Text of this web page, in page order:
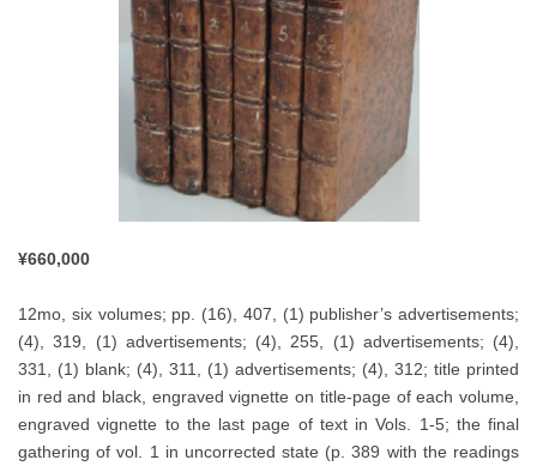
¥660,000
12mo, six volumes; pp. (16), 407, (1) publisher’s advertisements;
(4), 319, (1) advertisements; (4), 255, (1) advertisements; (4),
331, (1) blank; (4), 311, (1) advertisements; (4), 312; title printed
in red and black, engraved vignette on title-page of each volume,
engraved vignette to the last page of text in Vols. 1-5; the final
gathering of vol. 1 in uncorrected state (p. 389 with the readings